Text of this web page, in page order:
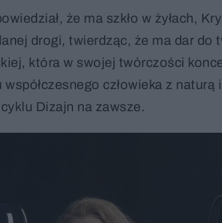
że ma szkło w żyłach,
drogi, twierdząc, że ma dar do
która w swojej twórczości
człowieka z
Dizajn na zawsze.